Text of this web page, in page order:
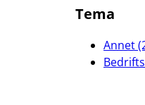
Tema
Annet